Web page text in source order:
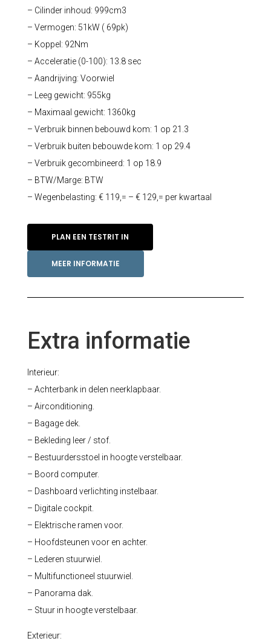
– Cilinder inhoud: 999cm3
– Vermogen: 51kW ( 69pk)
– Koppel: 92Nm
– Acceleratie (0-100): 13.8 sec
– Aandrijving: Voorwiel
– Leeg gewicht: 955kg
– Maximaal gewicht: 1360kg
– Verbruik binnen bebouwd kom: 1 op 21.3
– Verbruik buiten bebouwde kom: 1 op 29.4
– Verbruik gecombineerd: 1 op 18.9
– BTW/Marge: BTW
– Wegenbelasting: € 119,= – € 129,= per kwartaal
PLAN EEN TESTRIT IN
MEER INFORMATIE
Extra informatie
Interieur:
– Achterbank in delen neerklapbaar.
– Airconditioning.
– Bagage dek.
– Bekleding leer / stof.
– Bestuurdersstoel in hoogte verstelbaar.
– Boord computer.
– Dashboard verlichting instelbaar.
– Digitale cockpit.
– Elektrische ramen voor.
– Hoofdsteunen voor en achter.
– Lederen stuurwiel.
– Multifunctioneel stuurwiel.
– Panorama dak.
– Stuur in hoogte verstelbaar.
Exterieur: